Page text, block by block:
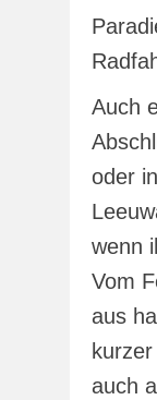
Auch
oder
wenn
Vom
aus
auch